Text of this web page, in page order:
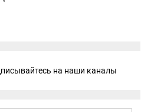
на наши каналы